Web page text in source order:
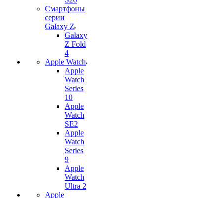
Смартфоны
серии
Galaxy Z
Galaxy
Z Fold
4
Apple Watch
Apple
Watch
Series
10
Apple
Watch
SE2
Apple
Watch
Series
9
Apple
Watch
Ultra 2
Apple